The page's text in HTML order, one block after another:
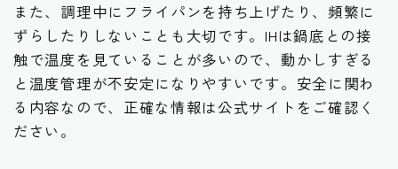
また、調理中にフライパンを持ち上げたり、頻繁に
ずらしたりしないことも大切です。IHは鍋底との接
触で温度を見ていることが多いので、動かしすぎる
と温度管理が不安定になりやすいです。安全に関わ
る内容なので、正確な情報は公式サイトをご確認く
ださい。